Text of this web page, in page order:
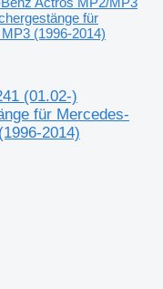
für
(1996-2014)
(01.02-)
für Mercedes-
2014)